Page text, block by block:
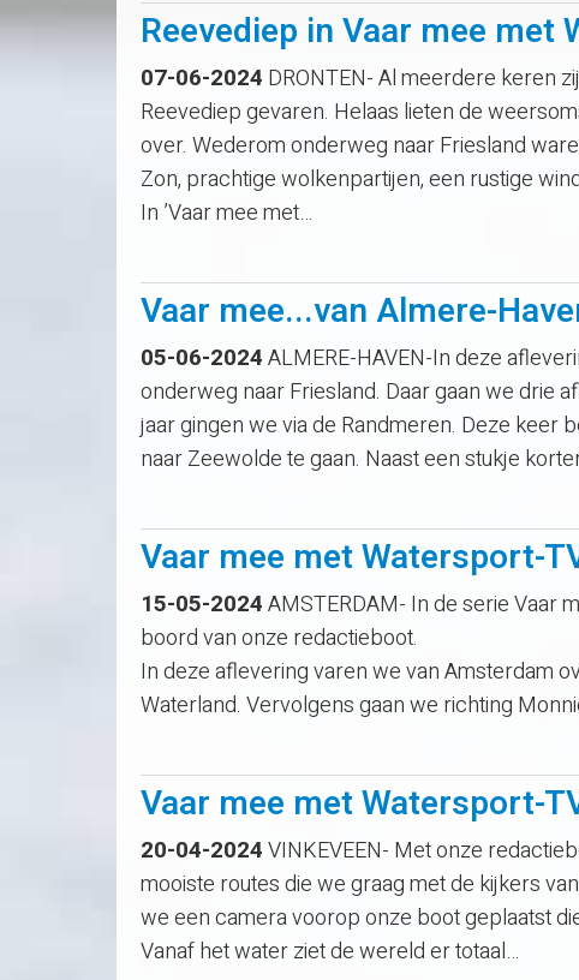
Reevediep in Vaar mee met
07-06-2024 DRONTEN- Al meerdere keren
Reevediep gevaren. Helaas lieten de
over. Wederom onderweg naar Friesland
Zon, prachtige wolkenpartijen, een rustige
In ’Vaar mee met…
Vaar mee...van Almere-
05-06-2024ALMERE-HAVEN-In deze
onderweg naar Friesland. Daar gaan we drie
jaar gingen we via de Randmeren. Deze keer
naar Zeewolde te gaan. Naast een stukje
Vaar mee met Watersport-
15-05-2024AMSTERDAM- In de serie Vaar
boord van onze redactieboot.
In deze aflevering varen we van Amsterdam
Waterland. Vervolgens gaan we richting
Vaar mee met Watersport-
20-04-2024VINKEVEEN- Met onze
mooiste routes die we graag met de kijkers
we een camera voorop onze boot geplaatst
Vanaf het water ziet de wereld er totaal…